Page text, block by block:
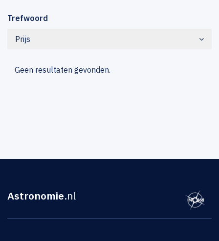
Trefwoord
Prijs
Geen resultaten gevonden.
Astronomie.nl